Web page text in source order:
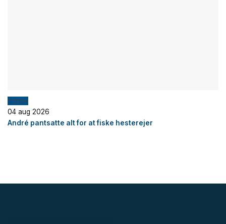
Fiskeri
04 aug 2026
André pantsatte alt for at fiske hesterejer